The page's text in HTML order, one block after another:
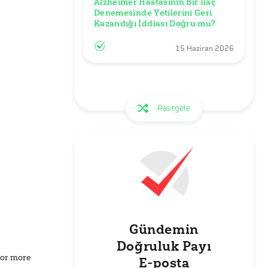
more
Denemesinde Yetilerini Geri
Kazandığı İddiası Doğru mu?
15 Haziran 2026
Rastgele
Gündemin
Doğruluk Payı
E-posta